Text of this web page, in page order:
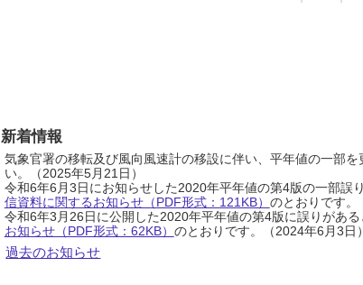
新着情報
気象官署の移転及び風向風速計の移設に伴い、平年値の一部を
い。（2025年5月21日）
令和6年6月3日にお知らせした2020年平年値の第4版の一部誤
信資料に関するお知らせ（PDF形式：121KB） のとおりです。
令和6年3月26日に公開した2020年平年値の第4版に誤りがあ
お知らせ（PDF形式：62KB） のとおりです。（2024年6月3日）
過去のお知らせ